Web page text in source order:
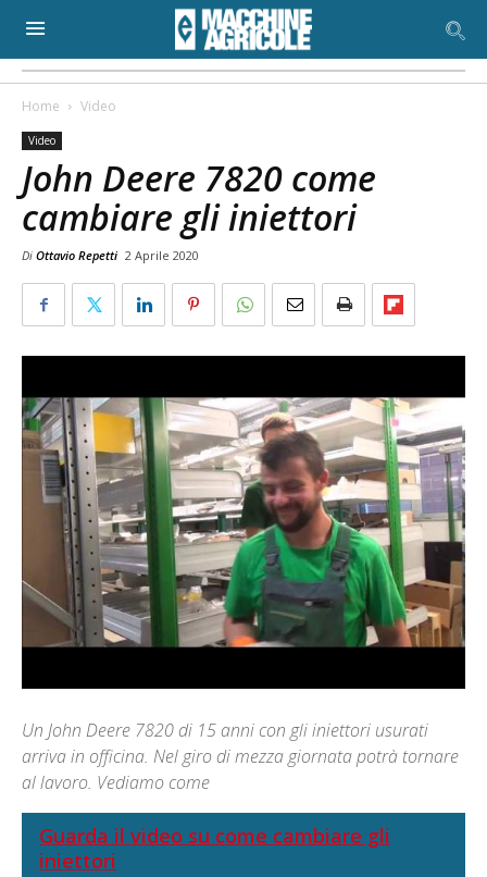
Home Video
Video
John Deere 7820 come
cambiare gli iniettori
Di Ottavio Repetti 2 Aprile 2020
Un John Deere 7820 di 15 anni con gli iniettori usurati
arriva in officina. Nel giro di mezza giornata potrà tornare
al lavoro. Vediamo come
Guarda il video su come cambiare gli
iniettori